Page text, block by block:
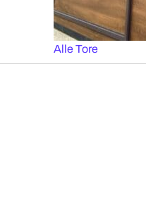
Alle Tore
50mm Ral 7037 regular